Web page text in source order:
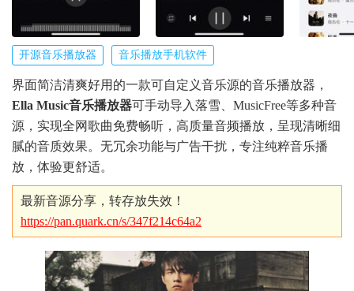
开源音乐播放器 音乐播放手机软件
界面简洁清爽好用的一款可自定义音乐源的音乐播放器，
Ella Music音乐播放器可手动导入落雪、MusicFree等多种音
源，实现全网歌曲免费畅听，高质量音频播放，呈现清晰细
腻的音质效果。无冗余功能与广告干扰，专注纯粹音乐播
放，体验更舒适。
最新音源分享，转存放失效！
https://pan.quark.cn/s/347f214c64a2